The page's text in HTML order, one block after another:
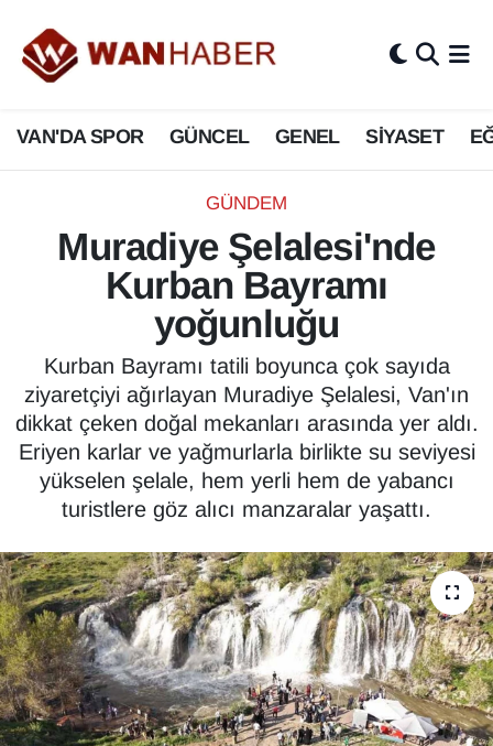
VAN'DA SPOR GÜNCEL GENEL SİYASET
GÜNDEM
Muradiye Şelalesi'nde
Kurban Bayramı
yoğunluğu
Kurban Bayramı tatili boyunca çok sayıda
ziyaretçiyi ağırlayan Muradiye Şelalesi, Van'ın
dikkat çeken doğal mekanları arasında yer aldı.
Eriyen karlar ve yağmurlarla birlikte su seviyesi
yükselen şelale, hem yerli hem de yabancı
turistlere göz alıcı manzaralar yaşattı.
3.SAYFA
ASAYİŞ
BİLİM VE TEKNOLOJİ
Biyografi
Bölge Haberleri
ÇEVRE
Deprem
Dernekler, Odalar
DÜNYA
EĞİTİM
EKONOMİ
Van Nöbetçi Eczaneler
Van Hava Durumu
Van Namaz Vakitleri
Van Trafik Yoğunluk Haritası
Süper Lig Puan Durumu ve Fikstür
Tüm Manşetler
Son Dakika Haberleri
Haber Arşivi